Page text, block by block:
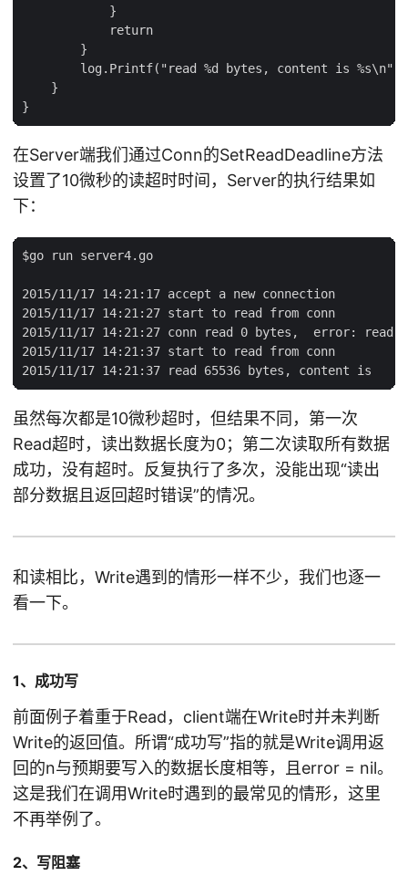
            }
            return
        }
log.Printf("read %d bytes, content is %s\n",
    }
在Server端我们通过Conn的SetReadDeadline方法
设置了10微秒的读超时时间，Server的执行结果如
下：
$go run server4.go
2015/11/17 14:21:17 accept a new connection
2015/11/17 14:21:27 start to read from conn
2015/11/17 14:21:27 conn read 0 bytes,  error: read
2015/11/17 14:21:37 start to read from conn
虽然每次都是10微秒超时，但结果不同，第一次
Read超时，读出数据长度为0；第二次读取所有数据
成功，没有超时。反复执行了多次，没能出现“读出
部分数据且返回超时错误”的情况。
和读相比，Write遇到的情形一样不少，我们也逐一
看一下。
1、成功写
前面例子着重于Read，client端在Write时并未判断
Write的返回值。所谓“成功写”指的就是Write调用返
回的n与预期要写入的数据长度相等，且error = nil。
这是我们在调用Write时遇到的最常见的情形，这里
不再举例了。
2、写阻塞